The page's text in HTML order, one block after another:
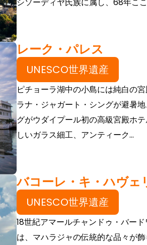
レーク・パレス
UNESCO世界遺産
ピチョーラ湖中の小島には純白の
ラナ・ジャガート・シングが避暑
グがウダイプール初の高級宮殿ホ
しいガラス細工、アンティーク...
バコーレ・キ・ハヴェ
UNESCO世界遺産
18世紀アマールチャンドゥ・バー
は、マハラジャの伝統的な品々が飾